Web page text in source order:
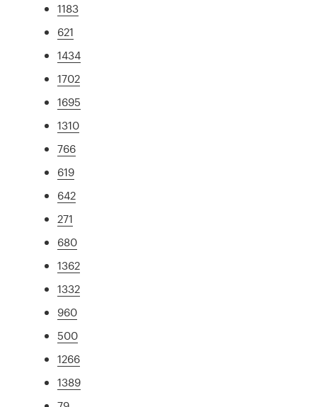
1183
621
1434
1702
1695
1310
766
619
642
271
680
1362
1332
960
500
1266
1389